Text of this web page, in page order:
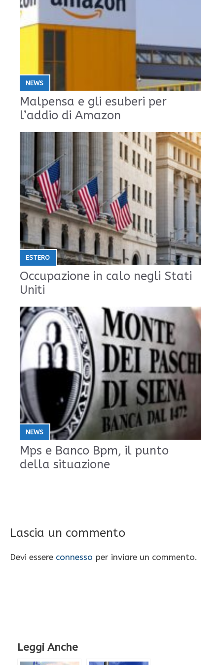
NEWS
Malpensa e gli esuberi per
l’addio di Amazon
ESTERO
Occupazione in calo negli Stati
Uniti
NEWS
Mps e Banco Bpm, il punto
della situazione
Lascia un commento
Devi essere connesso per inviare un commento.
Leggi Anche